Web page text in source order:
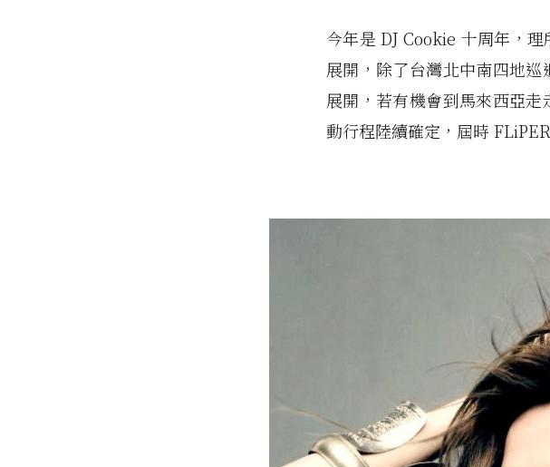
今年是 DJ Cookie 十周年，
展開，除了台灣北中南四地
展開，若有機會到馬來西亞
動行程陸續確定，屆時